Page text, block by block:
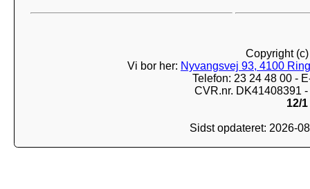
Copyright
Vi bor her: Nyvangsvej 93, 4100
Telefon: 23 24 48 00 -
CVR.nr. DK41408391
12/1
Sidst opdateret: 2026-